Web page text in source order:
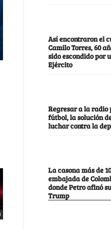
Así encontraron el
Camilo Torres, 60
sido escondido por
Ejército
Regresar a la radio
fútbol, la solución
luchar contra la
La casona más de
embajada de
donde Petro afinó
Trump